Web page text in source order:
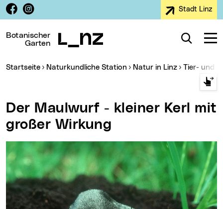
Zur Navigation
Zum Inhalt
Zur Suche
Facebook
Instagram Stadt Linz
Botanischer
Garten
Suche
Sie sind hier:
Startseite Naturkundliche Station Natur in Linz Tier- und
Der Maulwurf - kleiner Kerl mit
großer Wirkung